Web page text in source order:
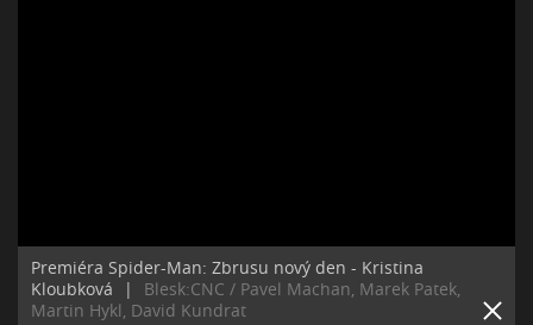
Premiéra Spider-Man: Zbrusu nový den - Kristina
Kloubková
|
Blesk:CNC / Pavel Machan, Marek Patek,
Martin Hykl, David Kundrat